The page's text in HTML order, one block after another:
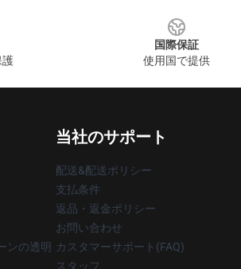
護
国際保証
使用国で提供
ンの透明
当社のサポート
配送&配送ポリシー
支払条件
返品・返金ポリシー
お問い合わせ
カスタマーサポート(FAQ)
スタッフ